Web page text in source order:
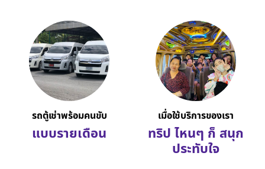
รถตู้เช่าพร้อมคนขับ
แบบรายเดือน
เมื่อใช้บริการของเรา
ทริป ไหนๆ ก็ สนุก
ประทับใจ